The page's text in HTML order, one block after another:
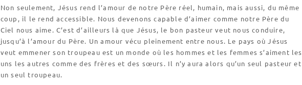
Non seulement, Jésus rend l’amour de notre Père réel, humain, mais aussi, du même
coup, il le rend accessible. Nous devenons capable d’aimer comme notre Père du
Ciel nous aime. C’est d’ailleurs là que Jésus, le bon pasteur veut nous conduire,
jusqu’à l’amour du Père. Un amour vécu pleinement entre nous. Le pays où Jésus
veut emmener son troupeau est un monde où les hommes et les femmes s’aiment les
uns les autres comme des frères et des sœurs. Il n’y aura alors qu’un seul pasteur et
un seul troupeau.